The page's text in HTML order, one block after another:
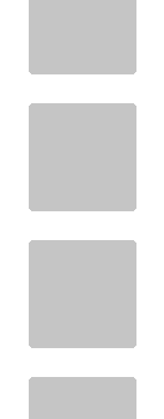
WAHANA